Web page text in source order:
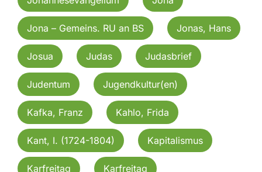
Jona – Gemeins. RU an BS Jonas, Hans
Josua Judas Judasbrief
Judentum Jugendkultur(en)
Kafka, Franz Kahlo, Frida
Kant, I. (1724-1804) Kapitalismus
Karfreitag Karfreitag